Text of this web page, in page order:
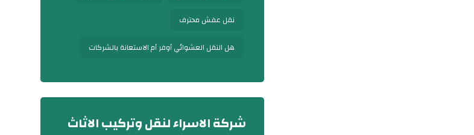
نقل عفش محترف
هل النقل العشوائي أوفر أم الاستعانة بالشركات
شركة الاسراء لنقل وتركيب الاثاث